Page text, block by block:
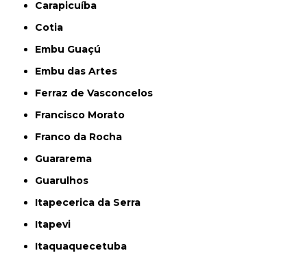
Carapicuíba
Cotia
Embu Guaçú
Embu das Artes
Ferraz de Vasconcelos
Francisco Morato
Franco da Rocha
Guararema
Guarulhos
Itapecerica da Serra
Itapevi
Itaquaquecetuba